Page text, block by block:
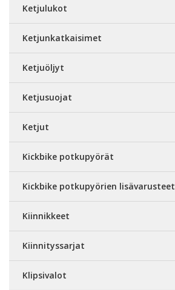
Ketjulukot
Ketjunkatkaisimet
Ketjuöljyt
Ketjusuojat
Ketjut
Kickbike potkupyörät
Kickbike potkupyörien lisävarusteet
Kiinnikkeet
Kiinnityssarjat
Klipsivalot